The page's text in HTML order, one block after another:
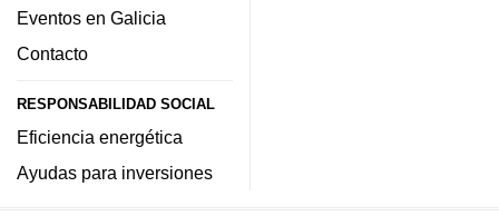
Eventos en Galicia
Contacto
RESPONSABILIDAD SOCIAL
Eficiencia energética
Ayudas para inversiones